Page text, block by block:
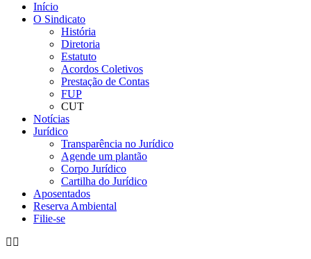
Início
O Sindicato
História
Diretoria
Estatuto
Acordos Coletivos
Prestação de Contas
FUP
CUT
Notícias
Jurídico
Transparência no Jurídico
Agende um plantão
Corpo Jurídico
Cartilha do Jurídico
Aposentados
Reserva Ambiental
Filie-se